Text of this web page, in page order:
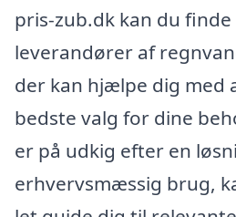
pris-zub.dk kan du
leverandører af
der kan hjælpe dig
bedste valg for dine
er på udkig efter en
erhvervsmæssig brug,